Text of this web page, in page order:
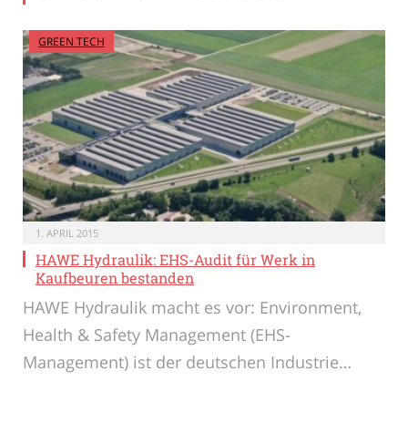
GREEN TECH
1. APRIL 2015
HAWE Hydraulik: EHS-Audit für Werk in
Kaufbeuren bestanden
HAWE Hydraulik macht es vor: Environment,
Health & Safety Management (EHS-
Management) ist der deutschen Industrie…